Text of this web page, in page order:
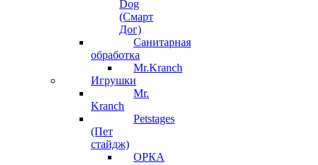
Dog
(Смарт
Дог)
Санитарная
обработка
Mr.Kranch
Игрушки
Mr.
Kranch
Petstages
(Пет
стайдж)
ОРКА